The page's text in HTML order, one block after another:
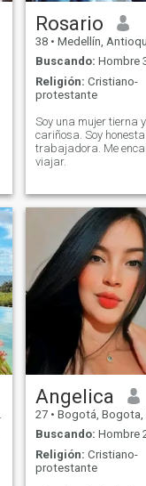
Rosario
38 • Medellín, Antioquia,
Buscando: Hombre
Religión: Cristiano-
protestante
Soy una mujer tierna y
cariñosa. Soy
trabajadora. Me
viajar.
Angelica
27 • Bogotá, Bogota,
Buscando: Hombre
Religión: Cristiano-
protestante